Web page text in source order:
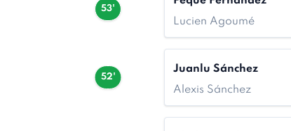
53'
Lucien Agoumé
52'
Juanlu Sánchez
Alexis Sánchez